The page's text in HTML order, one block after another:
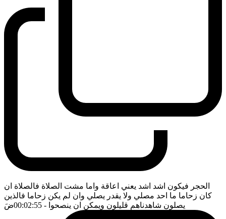
الحجر فيكون اشد اشد يعني اعاقة واما مشت الصلاة فالصلاة ان
كان زحاما ما احد مصلي ولا يقدر يصلي وان لم يكن زحاما فالذين
يصلون شاهدناهم قليلون ويمكن ان ينصحوا - 00:02:55 ضَ